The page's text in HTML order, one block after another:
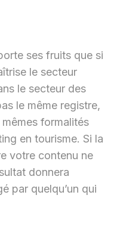
ses fruits que si
le secteur
le secteur des
le même registre,
formalités
en tourisme. Si la
votre contenu ne
donnera
par quelqu’un qui